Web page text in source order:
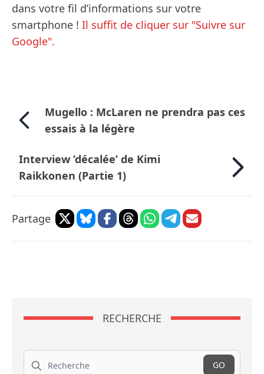
dans votre fil d’informations sur votre
smartphone ! Il suffit de cliquer sur "Suivre sur
Google".
Mugello : McLaren ne prendra pas ces
essais à la légère
Interview ’décalée’ de Kimi
Raikkonen (Partie 1)
Partage
RECHERCHE
Recherche
GO